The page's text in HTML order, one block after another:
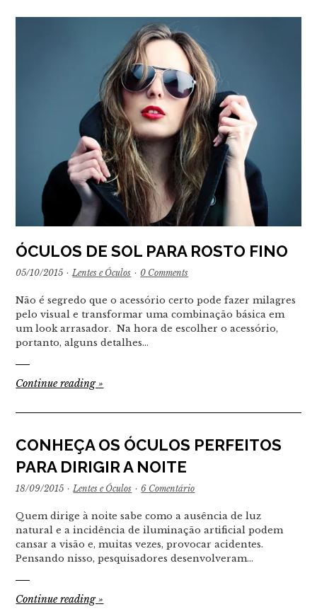
ÓCULOS DE SOL PARA ROSTO FINO
05/10/2015 · Lentes e Óculos · 0 Comments
Não é segredo que o acessório certo pode fazer milagres
pelo visual e transformar uma combinação básica em
um look arrasador. Na hora de escolher o acessório,
portanto, alguns detalhes…
Continue reading»
CONHEÇA OS ÓCULOS PERFEITOS
PARA DIRIGIR A NOITE
18/09/2015 · Lentes e Óculos · 6 Comentário
Quem dirige à noite sabe como a ausência de luz
natural e a incidência de iluminação artificial podem
cansar a visão e, muitas vezes, provocar acidentes.
Pensando nisso, pesquisadores desenvolveram…
Continue reading»